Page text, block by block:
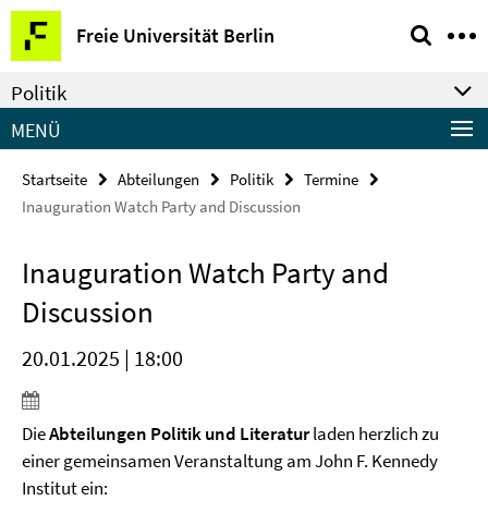
Springe
direkt
zu
Inhalt
Freie Universität Berlin
Service-
Navigation
Politik
MENÜ
Startseite Abteilungen Politik
Termine
Inauguration Watch Party and Discussion
Inauguration Watch Party and
Discussion
20.01.2025 | 18:00
DieAbteilungen Politik und Literaturladen herzlich zu
einer gemeinsamen Veranstaltung am John F. Kennedy
Institut ein: